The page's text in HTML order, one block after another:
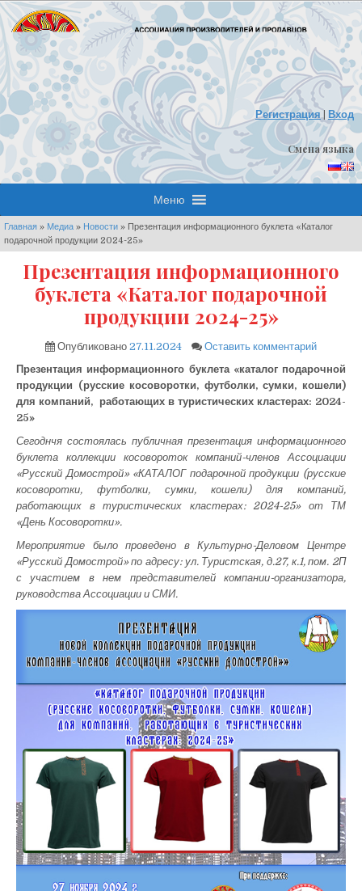
Skip
to
content
Регистрация| Вход
Смена языка
Меню
Главная » Медиа » Новости » Презентация информационного буклета «Каталог
подарочной продукции 2024-25»
Презентация информационного
буклета «Каталог подарочной
продукции 2024-25»
Опубликовано 27.11.2024 Оставить комментарийon
буклета
«Каталог
2024-
25»
Презентация информационного буклета «каталог подарочной
продукции (русские косоворотки, футболки, сумки, кошели)
для компаний, работающих в туристических кластерах: 2024-
25»
Сегоднчя состоялась публичная презентация информационного
буклета коллекции косовороток компаний-членов Ассоциации
«Русский Домострой» «КАТАЛОГ подарочной продукции (русские
косоворотки, футболки, сумки, кошели) для компаний,
работающих в туристических кластерах: 2024-25» от ТМ
«День Косоворотки».
Мероприятие было проведено в Культурно-Деловом Центре
«Русский Домострой» по адресу: ул. Туристская, д.27, к.1, пом. 2П
с участием в нем представителей компании-организатора,
руководства Ассоциации и СМИ.